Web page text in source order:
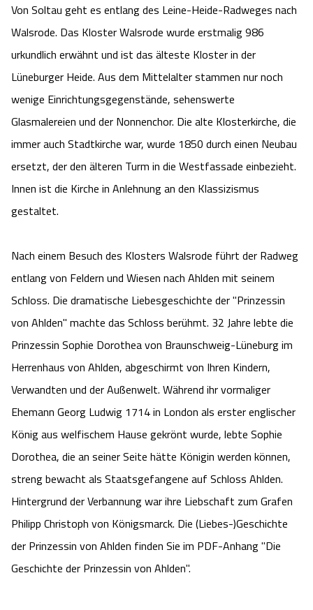
Von Soltau geht es entlang des Leine-Heide-Radweges nach
Walsrode. Das Kloster Walsrode wurde erstmalig 986
urkundlich erwähnt und ist das älteste Kloster in der
Lüneburger Heide. Aus dem Mittelalter stammen nur noch
wenige Einrichtungsgegenstände, sehenswerte
Glasmalereien und der Nonnenchor. Die alte Klosterkirche, die
immer auch Stadtkirche war, wurde 1850 durch einen Neubau
ersetzt, der den älteren Turm in die Westfassade einbezieht.
Innen ist die Kirche in Anlehnung an den Klassizismus
gestaltet.
Nach einem Besuch des Klosters Walsrode führt der Radweg
entlang von Feldern und Wiesen nach Ahlden mit seinem
Schloss. Die dramatische Liebesgeschichte der "Prinzessin
von Ahlden" machte das Schloss berühmt. 32 Jahre lebte die
Prinzessin Sophie Dorothea von Braunschweig-Lüneburg im
Herrenhaus von Ahlden, abgeschirmt von Ihren Kindern,
Verwandten und der Außenwelt. Während ihr vormaliger
Ehemann Georg Ludwig 1714 in London als erster englischer
König aus welfischem Hause gekrönt wurde, lebte Sophie
Dorothea, die an seiner Seite hätte Königin werden können,
streng bewacht als Staatsgefangene auf Schloss Ahlden.
Hintergrund der Verbannung war ihre Liebschaft zum Grafen
Philipp Christoph von Königsmarck. Die (Liebes-)Geschichte
der Prinzessin von Ahlden finden Sie im PDF-Anhang "Die
Geschichte der Prinzessin von Ahlden".